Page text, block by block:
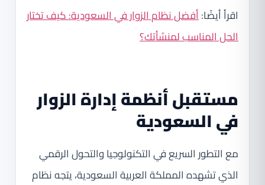
اقرأ أيضًا:أفضل نظام الزوار في السعودية: كيف تختار
الحل المناسب لمنشأتك؟
مستقبل أنظمة إدارة الزوار
في السعودية
مع التطور السريع في التكنولوجيا والتحول الرقمي
الذي تشهده المملكة العربية السعودية، يتجه نظام